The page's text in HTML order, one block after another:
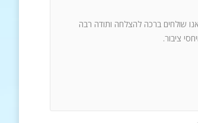
שולחים ברכה להצלחה ותודה רבה
ציבור.